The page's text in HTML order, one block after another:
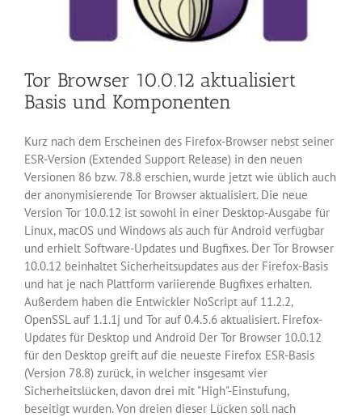
Tor Browser 10.0.12 aktualisiert
Basis und Komponenten
Kurz nach dem Erscheinen des Firefox-Browser nebst seiner
ESR-Version (Extended Support Release) in den neuen
Versionen 86 bzw. 78.8 erschien, wurde jetzt wie üblich auch
der anonymisierende Tor Browser aktualisiert. Die neue
Version Tor 10.0.12 ist sowohl in einer Desktop-Ausgabe für
Linux, macOS und Windows als auch für Android verfügbar
und erhielt Software-Updates und Bugfixes. Der Tor Browser
10.0.12 beinhaltet Sicherheitsupdates aus der Firefox-Basis
und hat je nach Plattform variierende Bugfixes erhalten.
Außerdem haben die Entwickler NoScript auf 11.2.2,
OpenSSL auf 1.1.1j und Tor auf 0.4.5.6 aktualisiert. Firefox-
Updates für Desktop und Android Der Tor Browser 10.0.12
für den Desktop greift auf die neueste Firefox ESR-Basis
(Version 78.8) zurück, in welcher insgesamt vier
Sicherheitslücken, davon drei mit "High"-Einstufung,
beseitigt wurden. Von dreien dieser Lücken soll nach